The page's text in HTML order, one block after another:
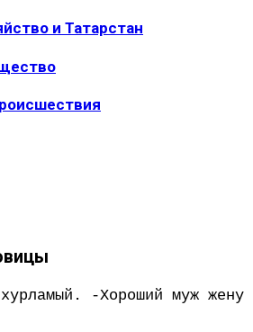
и Татарстан
-Хороший муж жену